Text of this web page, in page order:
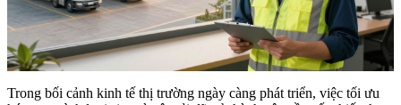
Trong bối cảnh kinh tế thị trường ngày càng phát triển, việc tối ưu